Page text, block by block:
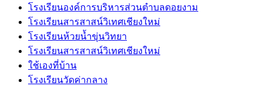
โรงเรียนองค์การบริหารส่วนตำบลดอยงาม
โรงเรียนสารสาสน์วิเทศเชียงใหม่
โรงเรียนห้วยน้ำขุ่นวิทยา
โรงเรียนสารสาสน์วิเทศเชียงใหม่
ใช้เองที่บ้าน
โรงเรียนวัดค่ากลาง